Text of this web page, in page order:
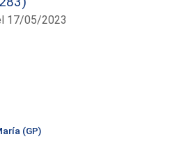
17/05/2023
(GP)